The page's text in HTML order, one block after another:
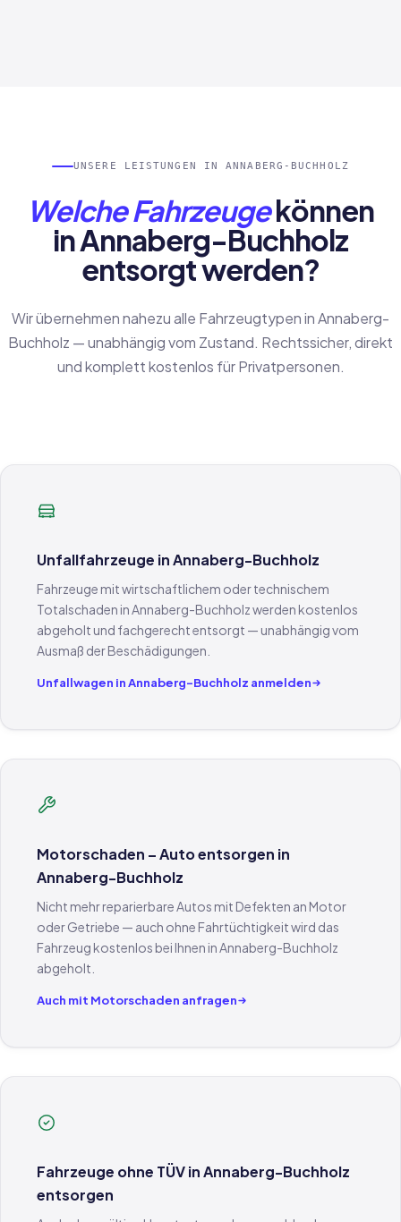
UNSERE LEISTUNGEN IN ANNABERG-BUCHHOLZ
Welche Fahrzeugekönnen
in Annaberg-Buchholz
entsorgt werden?
Wir übernehmen nahezu alle Fahrzeugtypen in Annaberg-
Buchholz — unabhängig vom Zustand. Rechtssicher, direkt
und komplett kostenlos für Privatpersonen.
Unfallfahrzeuge in Annaberg-Buchholz
Fahrzeuge mit wirtschaftlichem oder technischem
Totalschaden in Annaberg-Buchholz werden kostenlos
abgeholt und fachgerecht entsorgt — unabhängig vom
Ausmaß der Beschädigungen.
Unfallwagen in Annaberg-Buchholz anmelden
Motorschaden – Auto entsorgen in
Annaberg-Buchholz
Nicht mehr reparierbare Autos mit Defekten an Motor
oder Getriebe — auch ohne Fahrtüchtigkeit wird das
Fahrzeug kostenlos bei Ihnen in Annaberg-Buchholz
abgeholt.
Auch mit Motorschaden anfragen
Fahrzeuge ohne TÜV in Annaberg-Buchholz
entsorgen